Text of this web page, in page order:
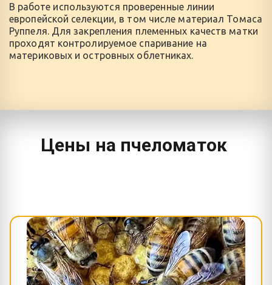
В работе используются проверенные линии
европейской селекции, в том числе материал Томаса
Руппеля. Для закрепления племенных качеств матки
проходят контролируемое спаривание на
материковых и островных облетниках.
Цены на пчеломаток